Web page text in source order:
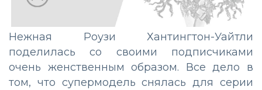
Нежная Роузи Хантингтон-Уайтли
поделилась со своими подписчиками
очень женственным образом. Все дело в
том, что супермодель снялась для серии